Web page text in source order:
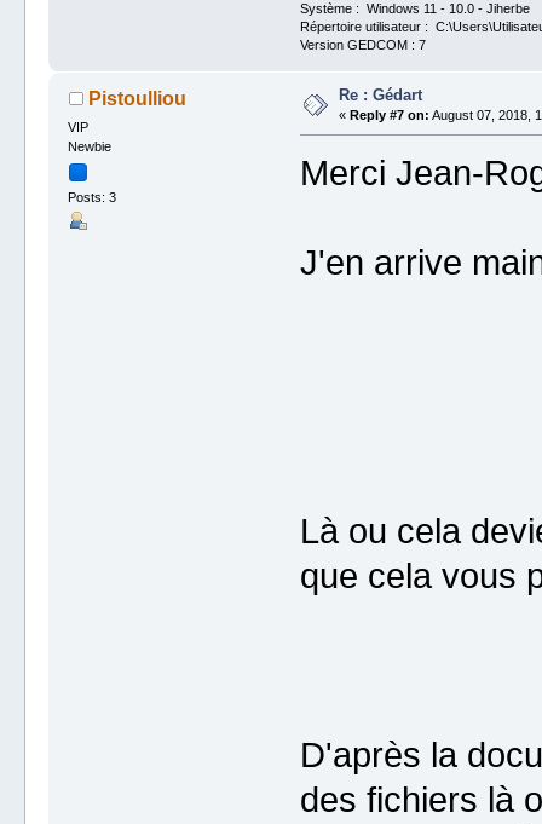
Système : Windows 11 - 10.0 - Jiherbe
Répertoire utilisateur :
Version GEDCOM : 7
Pistoulliou
VIP
Newbie
Posts: 3
Re : Gédart
« Reply #7 on: August 07, 2018,
Merci Jean-
J'en arrive
Là ou cela
que cela vous
D'après la
des fichiers là